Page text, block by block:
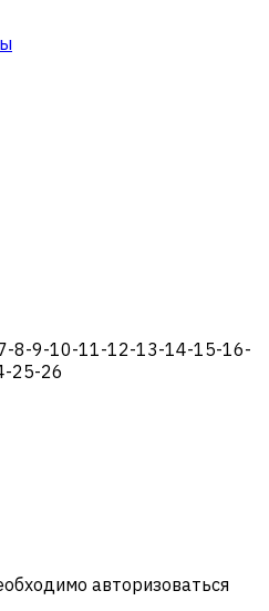
8-9-10-11-12-13-14-15-16-
25-26
авторизоваться